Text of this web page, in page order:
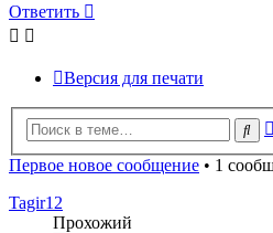
Ответить
Версия для печати
Первое новое сообщение • 1
Tagir12
Прохожий